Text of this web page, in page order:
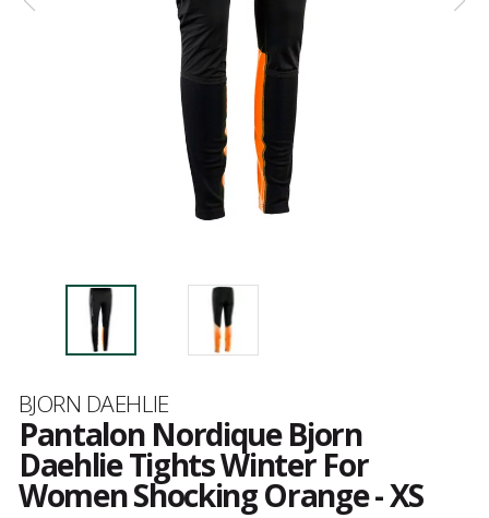
Marque
BJORN DAEHLIE
Pantalon Nordique Bjorn
Daehlie Tights Winter For
Women Shocking Orange - XS